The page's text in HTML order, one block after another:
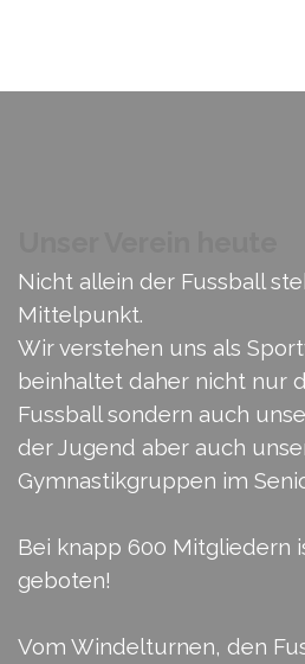
Nicht allein der Fussball
Mittelpunkt.
Wir verstehen uns als
beinhaltet daher nicht nur
Fussball sondern auch
der Jugend aber auch
Gymnastikgruppen im
Bei knapp 600 Mitgliedern
geboten!
Vom Windelturnen, den